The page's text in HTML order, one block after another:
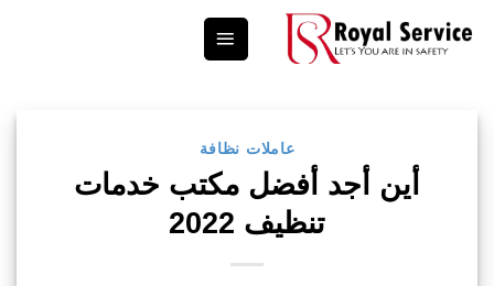
عاملات نظافة
أين أجد أفضل مكتب خدمات
تنظيف 2022